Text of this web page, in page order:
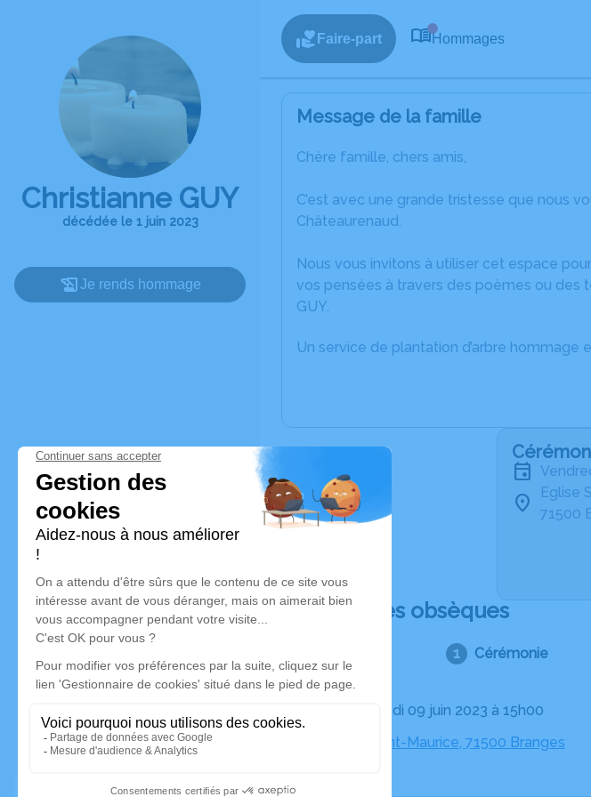
Christianne GUY
décédée le 1 juin 2023
Je rends hommage
Faire-part Hommages
Message de la famille
Chère famille, chers amis,
C’est avec une grande tristesse que nous
Châteaurenaud.
Nous vous invitons à utiliser cet espace
vos pensées à travers des poèmes ou des
GUY.
Un service de plantation d’arbre hommage
Eglise
71500
Déroulé des obsèques
Cérémonie
Le vendredi 09 juin 2023 à 15h00
Eglise Saint-Maurice, 71500 Branges